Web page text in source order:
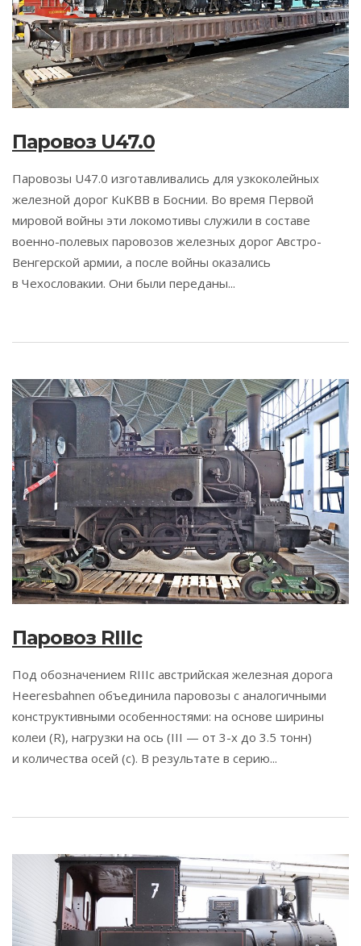
Паровоз U47.0
Паровозы U47.0 изготавливались для узкоколейных
железной дорог KuKBB в Боснии. Во время Первой
мировой войны эти локомотивы служили в составе
военно-полевых паровозов железных дорог Австро-
Венгерской армии, а после войны оказались
в Чехословакии. Они были переданы...
Паровоз RIIIc
Под обозначением RIIIc австрийская железная дорога
Heeresbahnen объединила паровозы с аналогичными
конструктивными особенностями: на основе ширины
колеи (R), нагрузки на ось (III — от 3-х до 3.5 тонн)
и количества осей (c). В результате в серию...